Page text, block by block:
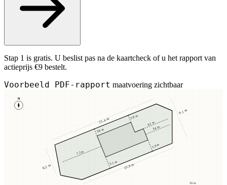
Stap 1 is gratis. U beslist pas na de kaartcheck of u het rapport van
actieprijs €9 bestelt.
Voorbeeld PDF-rapport maatvoering zichtbaar
N
10 m
3,8 m
3,8 m
5,1 m
2,9 m
7,2 m
3,4 m
4,1 m
25,4 m
23,8 m
8,2 m
9,1 m